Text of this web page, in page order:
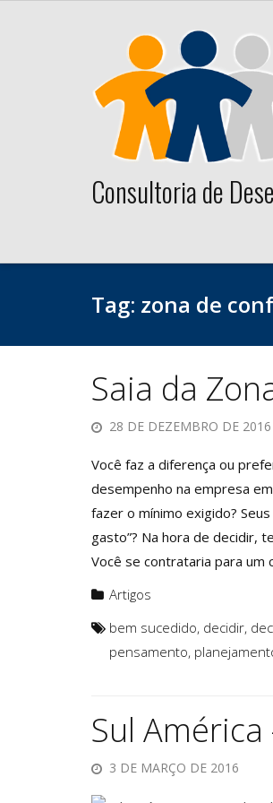
Consultoria de
Tag: zona de
Saia da
28 DE DEZEMBRO DE 2016
Você faz a diferença ou
desempenho na empresa
fazer o mínimo exigido?
gasto”? Na hora de decidir,
Você se contrataria para um
Artigos
bem sucedido, decidir,
pensamento,
Sul América
3 DE MARÇO DE 2016